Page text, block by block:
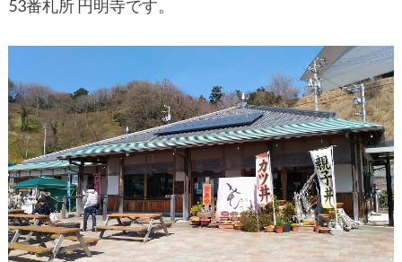
53番札所 円明寺です。